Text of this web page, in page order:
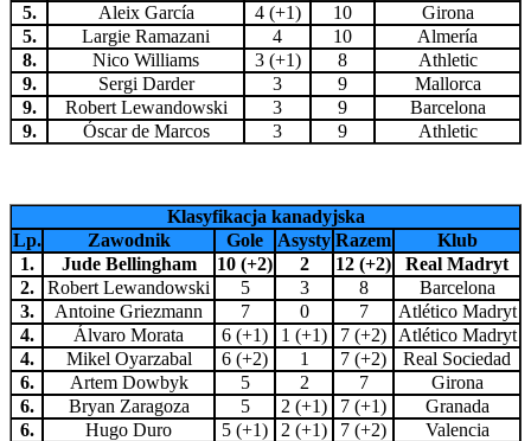
5.
Aleix García 4 (+1) 10
Girona
5.
Largie Ramazani 4 10
Almería
8.
Nico Williams 3 (+1) 8
Athletic
9.
Sergi Darder 3 9
Mallorca
9.
Robert Lewandowski 3 9
Barcelona
9.
Óscar de Marcos 3 9 Athletic
Klasyfikacja kanadyjska
Lp.
Zawodnik Gole Asysty Razem
Klub
1.
Jude Bellingham 10 (+2) 2 12 (+2)
Real Madryt
2.
Robert Lewandowski 5 3 8
Barcelona
3.
Antoine Griezmann 7 0 7
Atlético Madryt
4.
Álvaro Morata 6 (+1) 1 (+1) 7 (+2)
Atlético Madryt
4.
Mikel Oyarzabal 6 (+2) 1 7 (+2)
Real Sociedad
6.
Artem Dowbyk 5 2 7
Girona
6.
Bryan Zaragoza 5 2 (+1) 7 (+1)
Granada
6.
Hugo Duro 5 (+1) 2 (+1) 7 (+2)
Valencia